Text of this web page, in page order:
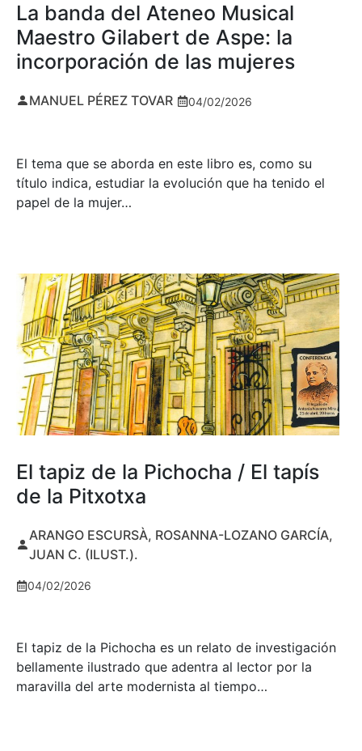
La banda del Ateneo Musical
Maestro Gilabert de Aspe: la
incorporación de las mujeres
MANUEL PÉREZ TOVAR 04/02/2026
El tema que se aborda en este libro es, como su
título indica, estudiar la evolución que ha tenido el
papel de la mujer…
El tapiz de la Pichocha / El tapís
de la Pitxotxa
ARANGO ESCURSÀ, ROSANNA-LOZANO GARCÍA,
JUAN C. (ILUST.).
04/02/2026
El tapiz de la Pichocha es un relato de investigación
bellamente ilustrado que adentra al lector por la
maravilla del arte modernista al tiempo…